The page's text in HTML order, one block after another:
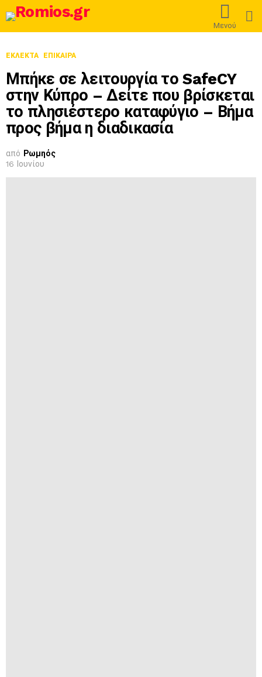
Μενού
ΕΚΛΕΚΤΆ ΕΠΊΚΑΙΡΑ
Μπήκε σε λειτουργία το SafeCY
στην Κύπρο – Δείτε που βρίσκεται
το πλησιέστερο καταφύγιο – Βήμα
προς βήμα η διαδικασία
από Ρωμηός
16 Ιουνίου